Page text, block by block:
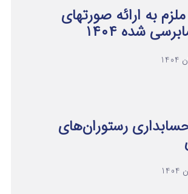
به ارائه صورتهای
شده ۱۴۰۴
رستوران‌های